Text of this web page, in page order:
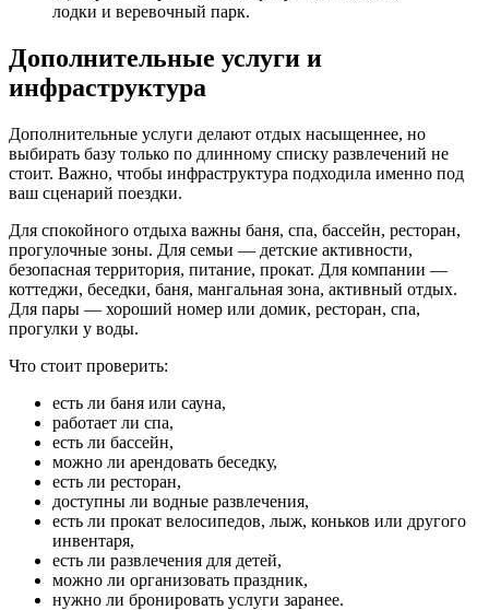
О нас
Смотреть все
Об «Окунёвая»
Отзывы
Фотографии
Карта базы
Вокруг нас
Вакансии
Блог
Документы
Чем заняться
СПА-комплекс
Верёвочный парк
Русская баня
Беседка «Гриль-Чум»
Часовня Николая Чудотворца
Яхт-клуб
Услуги базы
лодки и веревочный парк.
Дополнительные услуги и
инфраструктура
Дополнительные услуги делают отдых насыщеннее, но
выбирать базу только по длинному списку развлечений не
стоит. Важно, чтобы инфраструктура подходила именно под
ваш сценарий поездки.
Для спокойного отдыха важны баня, спа, бассейн, ресторан,
прогулочные зоны. Для семьи — детские активности,
безопасная территория, питание, прокат. Для компании —
коттеджи, беседки, баня, мангальная зона, активный отдых.
Для пары — хороший номер или домик, ресторан, спа,
прогулки у воды.
Что стоит проверить:
есть ли баня или сауна,
работает ли спа,
есть ли бассейн,
можно ли арендовать беседку,
есть ли ресторан,
доступны ли водные развлечения,
есть ли прокат велосипедов, лыж, коньков или другого
инвентаря,
есть ли развлечения для детей,
можно ли организовать праздник,
нужно ли бронировать услуги заранее.
Принять все Настройки cookies
Сбросить Применить
Применить
Подробнее